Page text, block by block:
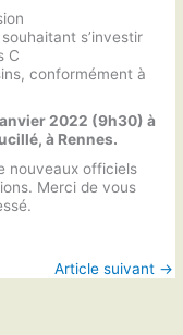
s’investir
C
conformément à
2022 (9h30) à
à Rennes.
nouveaux officiels
Merci de vous
Article suivant →